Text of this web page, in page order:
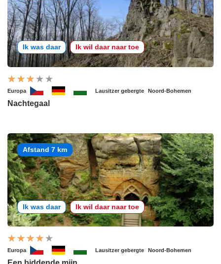
Ik was daar Ik wil daar naar toe
Europa Lausitzer gebergte Noord-Bohemen
Nachtegaal
Afstand 7 km
Ik was daar Ik wil daar naar toe
Europa Lausitzer gebergte Noord-Bohemen